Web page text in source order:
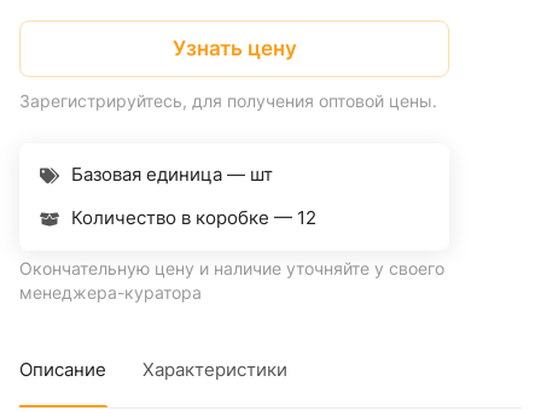
Узнать цену
Зарегистрируйтесь, для получения оптовой цены.
Базовая единица — шт
Количество в коробке — 12
Окончательную цену и наличие уточняйте у своего
менеджера-куратора
Описание Характеристики